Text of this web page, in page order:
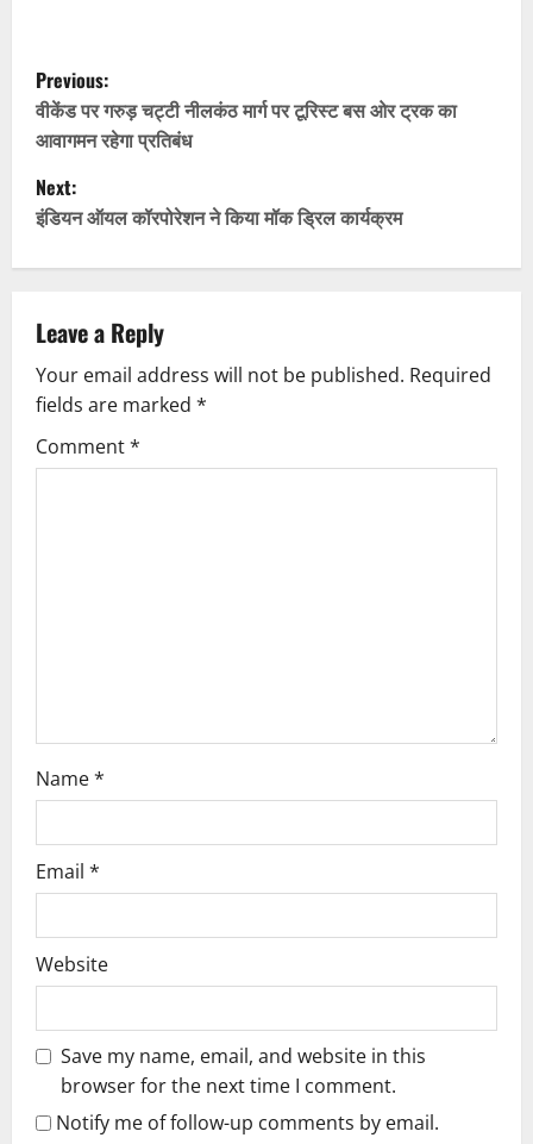
P
o
s
t
n
a
v
i
g
Previous:
वीकेंड पर गरुड़ चट्टी नीलकंठ मार्ग पर टूरिस्ट बस ओर ट्रक का
आवागमन रहेगा प्रतिबंध
Next:
इंडियन ऑयल कॉरपोरेशन ने किया मॉक ड्रिल कार्यक्रम
Leave a Reply
Your email address will not be published. Required
fields are marked *
Comment*
Name*
Email *
Website
Save my name, email, and website in this
browser for the next time I comment.
Notify me of follow-up comments by email.